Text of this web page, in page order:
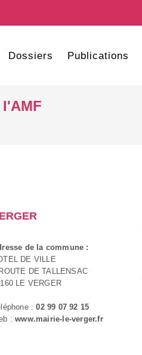
Dossiers Publications
de la commune :
DE VILLE
DE TALLENSAC
LE VERGER
:02 99 07 92 15
:www.mairie-le-verger.fr